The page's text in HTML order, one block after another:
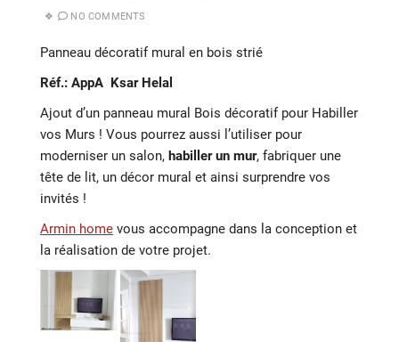
NO COMMENTS
Panneau décoratif mural en bois strié
Réf.: AppA Ksar Helal
Ajout d’un panneau mural Bois décoratif pour Habiller
vos Murs ! Vous pourrez aussi l’utiliser pour
moderniser un salon, habiller un mur, fabriquer une
tête de lit, un décor mural et ainsi surprendre vos
invités !
Armin home vous accompagne dans la conception et
la réalisation de votre projet.